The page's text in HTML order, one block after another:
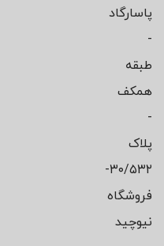
پاسارگاد
-
طبقه
همکف
-
پلاک
۳۰/۵۳۲-
فروشگاه
نیوچید